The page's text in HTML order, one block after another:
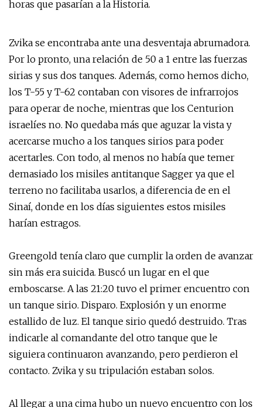
horas que pasarían a la Historia.
Zvika se encontraba ante una desventaja abrumadora.
Por lo pronto, una relación de 50 a 1 entre las fuerzas
sirias y sus dos tanques. Además, como hemos dicho,
los T-55 y T-62 contaban con visores de infrarrojos
para operar de noche, mientras que los Centurion
israelíes no. No quedaba más que aguzar la vista y
acercarse mucho a los tanques sirios para poder
acertarles. Con todo, al menos no había que temer
demasiado los misiles antitanque Sagger ya que el
terreno no facilitaba usarlos, a diferencia de en el
Sinaí, donde en los días siguientes estos misiles
harían estragos.
Greengold tenía claro que cumplir la orden de avanzar
sin más era suicida. Buscó un lugar en el que
emboscarse. A las 21:20 tuvo el primer encuentro con
un tanque sirio. Disparo. Explosión y un enorme
estallido de luz. El tanque sirio quedó destruido. Tras
indicarle al comandante del otro tanque que le
siguiera continuaron avanzando, pero perdieron el
contacto. Zvika y su tripulación estaban solos.
Al llegar a una cima hubo un nuevo encuentro con los